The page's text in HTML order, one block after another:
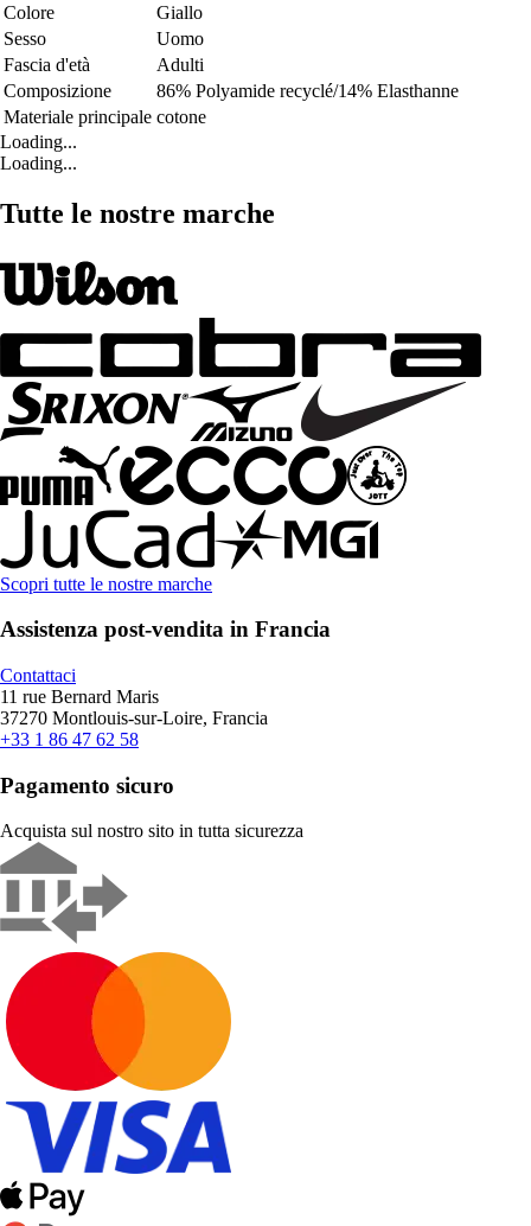
Colore
Giallo
Sesso
Uomo
Fascia d'età
Adulti
Composizione
86% Polyamide recyclé/14% Elasthanne
Materiale principale cotone
Loading...
Loading...
Tutte le nostre marche
Scopri tutte le nostre marche
Assistenza post-vendita in Francia
Contattaci
11 rue Bernard Maris
37270 Montlouis-sur-Loire, Francia
+33 1 86 47 62 58
Pagamento sicuro
Acquista sul nostro sito in tutta sicurezza